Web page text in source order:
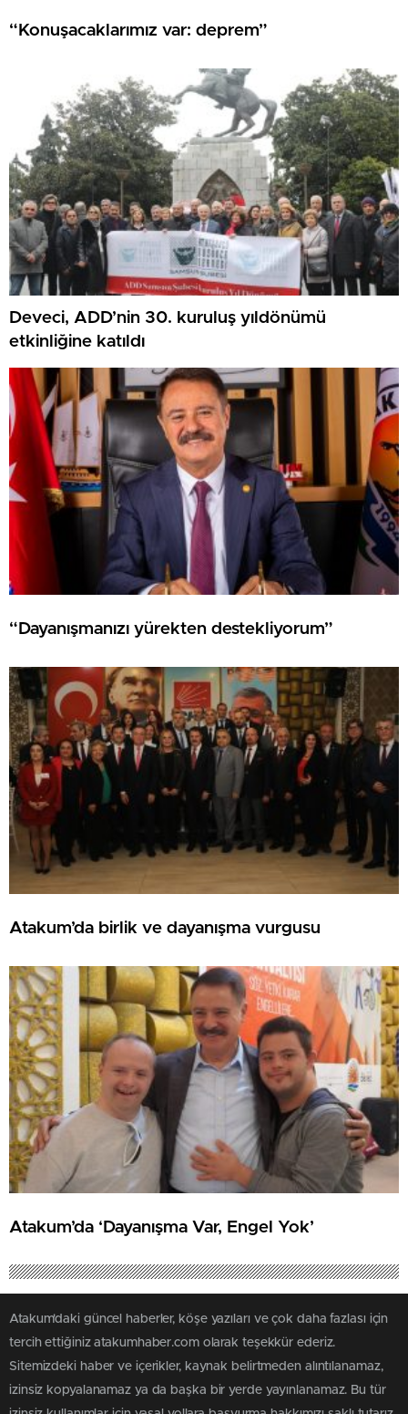
“Konuşacaklarımız var: deprem”
Deveci, ADD’nin 30. kuruluş yıldönümü
etkinliğine katıldı
“Dayanışmanızı yürekten destekliyorum”
Atakum’da birlik ve dayanışma vurgusu
Atakum’da ‘Dayanışma Var, Engel Yok’
Atakum'daki güncel haberler, köşe yazıları ve çok daha fazlası için
tercih ettiğiniz atakumhaber.com olarak teşekkür ederiz.
Sitemizdeki haber ve içerikler, kaynak belirtmeden alıntılanamaz,
izinsiz kopyalanamaz ya da başka bir yerde yayınlanamaz. Bu tür